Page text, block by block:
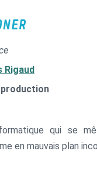
Rigaud
qui se
en mauvais plan